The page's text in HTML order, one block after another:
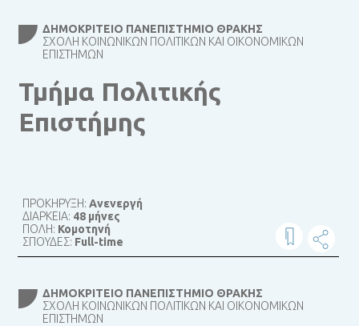
ΔΗΜΟΚΡΊΤΕΙΟ ΠΑΝΕΠΙΣΤΉΜΙΟ ΘΡΆΚΗΣ
ΣΧΟΛΉ ΚΟΙΝΩΝΙΚΏΝ ΠΟΛΙΤΙΚΏΝ ΚΑΙ ΟΙΚΟΝΟΜΙΚΏΝ
ΕΠΙΣΤΗΜΏΝ
Τμήμα Πολιτικής
Επιστήμης
ΠΡΟΚΗΡΥΞΗ:Ανενεργή
ΔΙΑΡΚΕΙΑ: 48 μήνες
ΠΟΛΗ: Κομοτηνή
ΣΠΟΥΔΕΣ: Full-time
ΔΗΜΟΚΡΊΤΕΙΟ ΠΑΝΕΠΙΣΤΉΜΙΟ ΘΡΆΚΗΣ
ΣΧΟΛΉ ΚΟΙΝΩΝΙΚΏΝ ΠΟΛΙΤΙΚΏΝ ΚΑΙ ΟΙΚΟΝΟΜΙΚΏΝ
ΕΠΙΣΤΗΜΏΝ